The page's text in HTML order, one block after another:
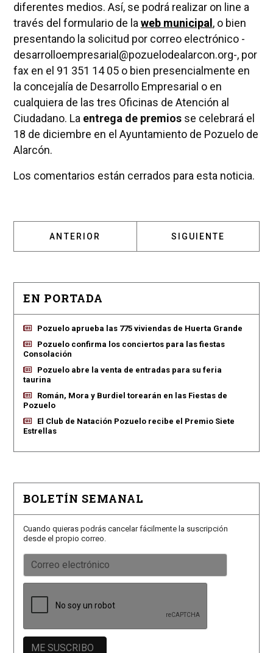
diferentes medios. Así, se podrá realizar on line a
través del formulario de la web municipal , o bien
presentando la solicitud por correo electrónico -
desarrolloempresarial@pozuelodealarcon.org-, por
fax en el 91 351 14 05 o bien presencialmente en
la concejalía de Desarrollo Empresarial o en
cualquiera de las tres Oficinas de Atención al
Ciudadano. La entrega de premiosse celebrará el
18 de diciembre en el Ayuntamiento de Pozuelo de
Alarcón.
Los comentarios están cerrados para esta noticia.
ARTÍCULO ANTERIOR: LA NAVIDAD LLEGA A
ANTERIOR ARTÍCULO
SIGUIENTE
EN PORTADA
Pozuelo aprueba las 775 viviendas de Huerta Grande
Pozuelo confirma los conciertos para las fiestas
Consolación
Pozuelo abre la venta de entradas para su feria
taurina
Román, Mora y Burdiel torearán en las Fiestas de
Pozuelo
El Club de Natación Pozuelo recibe el Premio Siete
Estrellas
BOLETÍN SEMANAL
Cuando quieras podrás cancelar fácilmente la suscripción
desde el propio correo.